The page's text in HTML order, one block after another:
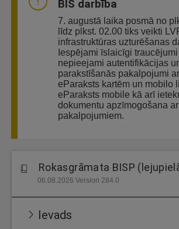
BIS darbība
7. augustā laika posmā no
līdz plkst. 02.00 tiks veikti
infrastruktūras uzturēšanas
Iespējami īslaicīgi
nepieejami autentifikācijas
parakstīšanās pakalpojumi
eParaksts kartēm un mobilo
eParaksts mobile kā arī
dokumentu apzīmogošana
pakalpojumiem.
Rokasgrāmata BISP
06.08.2026 Version 284.0
Ievads